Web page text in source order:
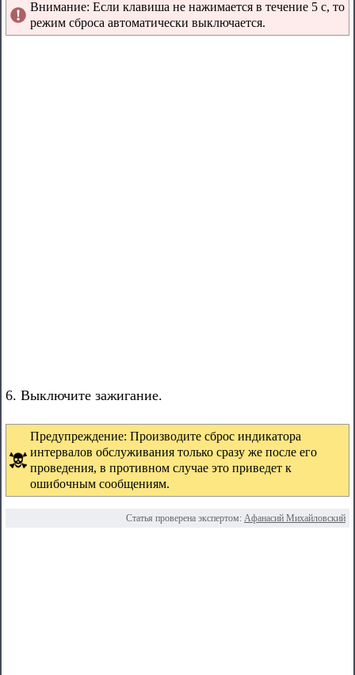
Внимание: Если клавиша не нажимается в течение 5 с, то
режим сброса автоматически выключается.
6. Выключите зажигание.
Предупреждение: Производите сброс индикатора
интервалов обслуживания только сразу же после его
проведения, в противном случае это приведет к
ошибочным сообщениям.
Статья проверена экспертом: Афанасий Михайловский